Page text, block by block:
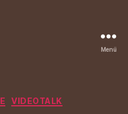
Menü
VIDEOTALK